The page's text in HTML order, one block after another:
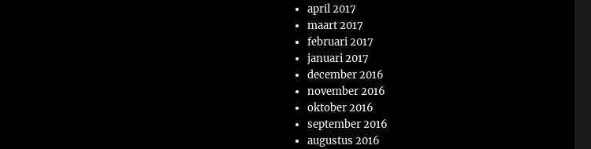
april 2017
maart 2017
februari 2017
januari 2017
december 2016
november 2016
oktober 2016
september 2016
augustus 2016